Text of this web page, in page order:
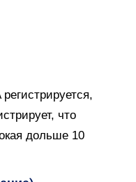
что
дольше 10